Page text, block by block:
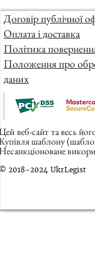
Договір публічної
Оплата і доставка
Політика
Положення про
даних
веб-сайт та весь
шаблону
2018-2024 UkrLegist